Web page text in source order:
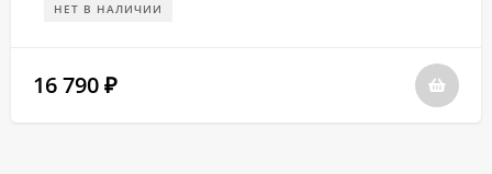
НЕТ В НАЛИЧИИ
16 790 ₽